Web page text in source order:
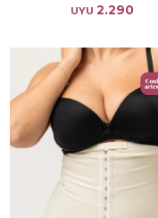
UYU 2.290